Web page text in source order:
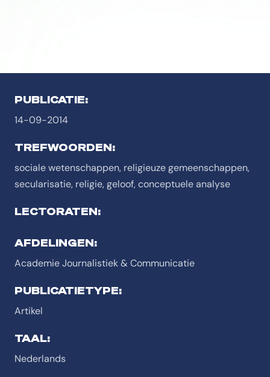
PUBLICATIE:
14-09-2014
TREFWOORDEN:
sociale wetenschappen, religieuze gemeenschappen,
secularisatie, religie, geloof, conceptuele analyse
LECTORATEN:
AFDELINGEN:
Academie Journalistiek & Communicatie
PUBLICATIETYPE:
Artikel
TAAL:
Nederlands